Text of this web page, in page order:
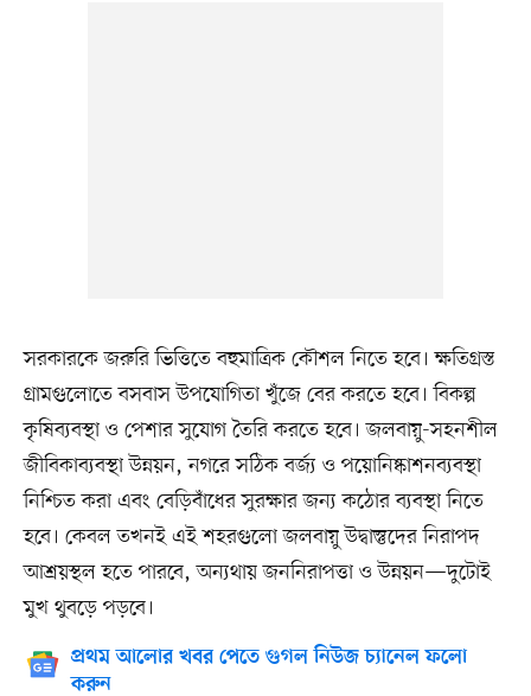
সরকারকে জরুরি ভিত্তিতে বহুমাত্রিক কৌশল নিতে হবে। ক্ষতিগ্রস্ত
গ্রামগুলোতে বসবাস উপযোগিতা খুঁজে বের করতে হবে। বিকল্প
কৃষিব্যবস্থা ও পেশার সুযোগ তৈরি করতে হবে। জলবায়ু-সহনশীল
জীবিকাব্যবস্থা উন্নয়ন, নগরে সঠিক বর্জ্য ও পয়োনিষ্কাশনব্যবস্থা
নিশ্চিত করা এবং বেড়িবাঁধের সুরক্ষার জন্য কঠোর ব্যবস্থা নিতে
হবে। কেবল তখনই এই শহরগুলো জলবায়ু উদ্বাস্তুদের নিরাপদ
আশ্রয়স্থল হতে পারবে, অন্যথায় জননিরাপত্তা ও উন্নয়ন—দুটোই
মুখ থুবড়ে পড়বে।
প্রথম আলোর খবর পেতে গুগল নিউজ চ্যানেল ফলো
করুন